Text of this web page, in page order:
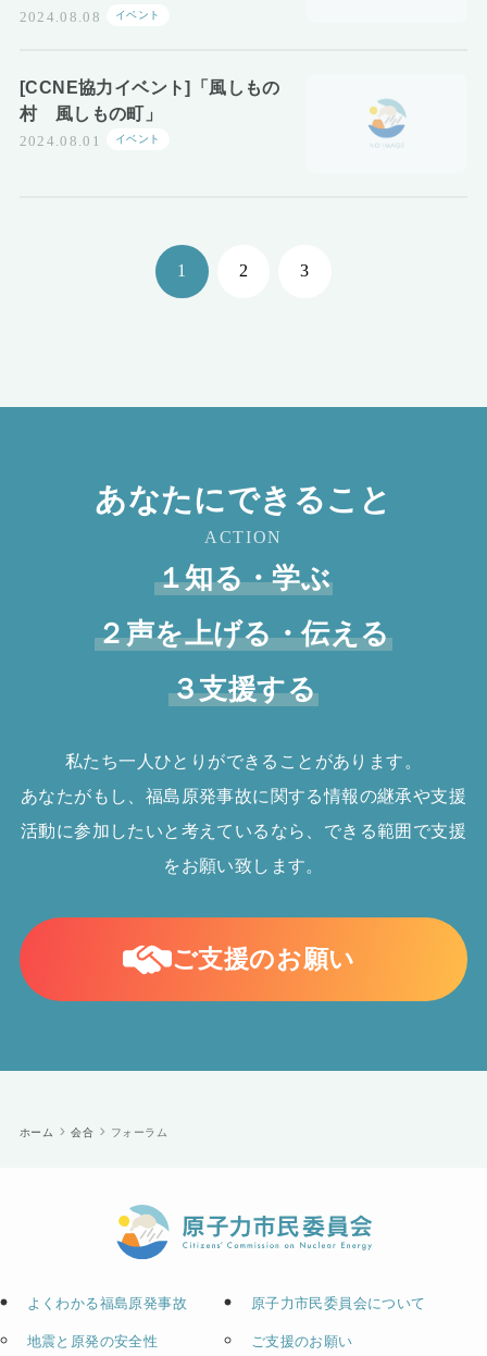
2024.08.08 イベント
[CCNE協力イベント]「風しもの
村 風しもの町」
2024.08.01 イベント
1 2 3
あなたにできること
ACTION
１知る・学ぶ
２声を上げる・伝える
３支援する
私たち一人ひとりができることがあります。
あなたがもし、福島原発事故に関する情報の継承や支援
活動に参加したいと考えているなら、できる範囲で支援
をお願い致します。
ご支援のお願い
ホーム 会合 フォーラム
よくわかる福島原発事故
地震と原発の安全性
原子力市民委員会について
ご支援のお願い